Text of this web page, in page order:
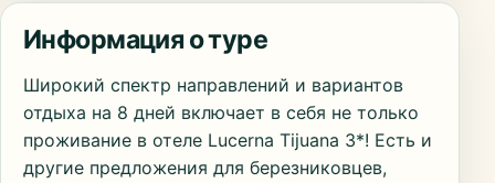
Информация о туре
Широкий спектр направлений и вариантов
отдыха на 8 дней включает в себя не только
проживание в отеле Lucerna Tijuana 3*! Есть и
другие предложения для березниковцев,